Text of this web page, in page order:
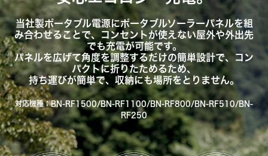
当社製ポータブル電源にポータブルソーラーパネルを組
み合わせることで、コンセントが使えない屋外や外出先
でも充電が可能です。
パネルを広げて角度を調整するだけの簡単設計で、コン
パクトに折りたためるため、
持ち運びが簡単で、収納にも場所をとりません。
対応機種：BN-RF1500/BN-RF1100/BN-RF800/BN-RF510/BN-
RF250